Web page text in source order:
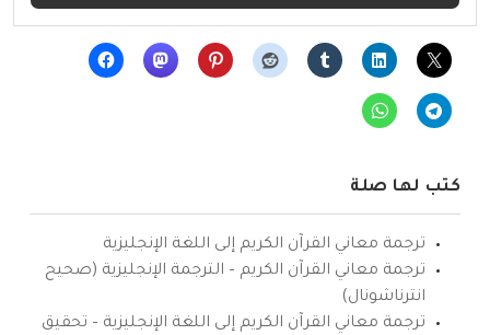
كتب لها صلة
ترجمة معاني القرآن الكريم إلى اللغة الإنجليزية
ترجمة معاني القرآن الكريم – الترجمة الإنجليزية (صحيح
انترناشونال)
ترجمة معاني القرآن الكريم إلى اللغة الإنجليزية – تحقيق